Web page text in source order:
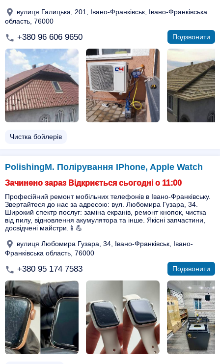
вулиця Галицька, 201, Івано-Франківськ, Івано-Франківська
область, 76000
+380 96 606 9650 Подзвонити
Чистка бойлерів
PolishingM. Полірування IPhone, Apple Watch
Зачинено зараз Відкриється сьогодні о 11:00
Професійний ремонт мобільних телефонів в Івано-Франківську.
Звертайтеся до нас за адресою: вул. Любомира Гузара, 34.
Широкий спектр послуг: заміна екранів, ремонт кнопок, чистка
від пилу, відновлення акумулятора та інше. Якісні запчастини,
досвідчені майстри.📱💪
вулиця Любомира Гузара, 34, Івано-Франківськ, Івано-
Франківська область, 76000
+380 95 174 7583 Подзвонити